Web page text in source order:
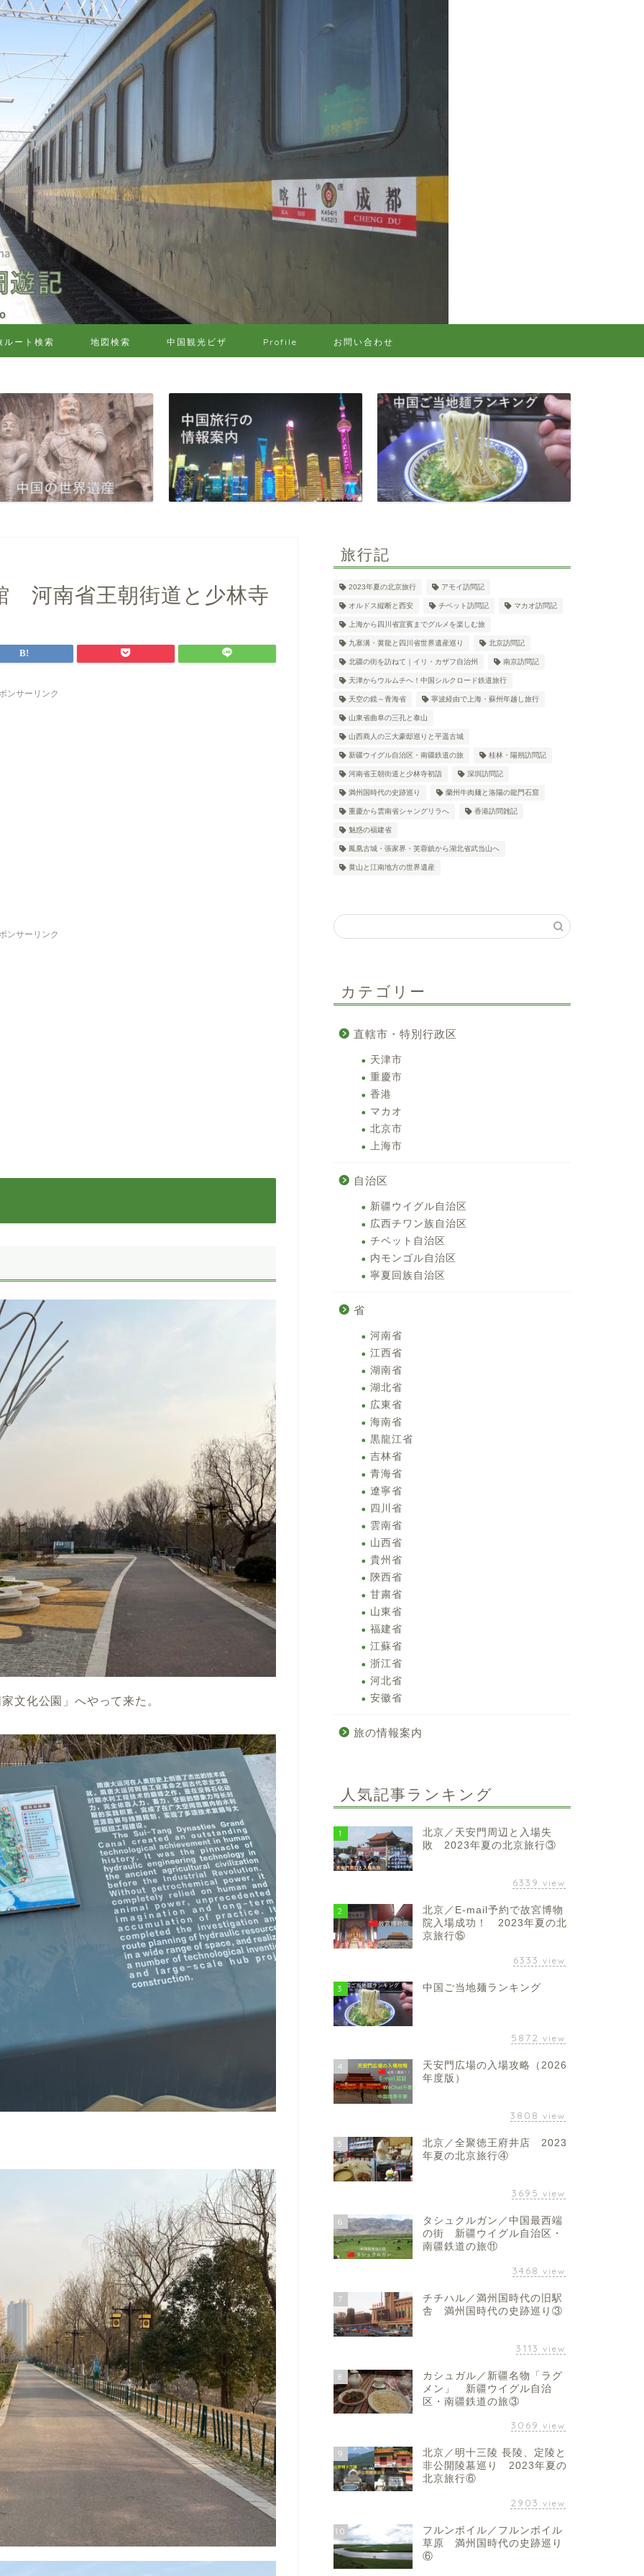
ルート検索 地図検索 中国観光ビザ Profile お問い合わせ
河南省王朝街道と少林寺
ンサーリンク
ンサーリンク
文化公園」へやって来た。
旅行記
2023年夏の北京旅行 アモイ訪問記
オルドス縦断と西安 チベット訪問記 マカオ訪問記
上海から四川省宜賓までグルメを楽しむ旅
九寨溝・黄龍と四川省世界遺産巡り 北京訪問記
北疆の街を訪ねて｜イリ・カザフ自治州 南京訪問記
天津からウルムチへ！中国シルクロード鉄道旅行
天空の鏡～青海省 寧波経由で上海・蘇州年越し旅行
山東省曲阜の三孔と泰山
山西商人の三大豪邸巡りと平遥古城
新疆ウイグル自治区・南疆鉄道の旅 桂林・陽朔訪問記
河南省王朝街道と少林寺初詣 深圳訪問記
満州国時代の史跡巡り 蘭州牛肉麺と洛陽の龍門石窟
重慶から雲南省シャングリラへ 香港訪問雑記
魅惑の福建省
鳳凰古城・張家界・芙蓉鎮から湖北省武当山へ
黄山と江南地方の世界遺産
カテゴリー
直轄市・特別行政区
天津市
重慶市
香港
マカオ
北京市
上海市
自治区
新疆ウイグル自治区
広西チワン族自治区
チベット自治区
内モンゴル自治区
寧夏回族自治区
省
河南省
江西省
湖南省
湖北省
広東省
海南省
黒龍江省
吉林省
青海省
遼寧省
四川省
雲南省
山西省
貴州省
陝西省
甘粛省
山東省
福建省
江蘇省
浙江省
河北省
安徽省
旅の情報案内
人気記事ランキング
1
北京／天安門周辺と入場失
敗 2023年夏の北京旅行③
6339 view
2
北京／E-mail予約で故宮博物
院入場成功！ 2023年夏の北
京旅行⑮
6333 view
3 中国ご当地麺ランキング
5872 view
4
天安門広場の入場攻略（2026
年度版）
3808 view
5
北京／全聚徳王府井店 2023
年夏の北京旅行④
3695 view
6
タシュクルガン／中国最西端
の街 新疆ウイグル自治区・
南疆鉄道の旅⑪
3468 view
7
チチハル／満州国時代の旧駅
舎 満州国時代の史跡巡り③
3113 view
8
カシュガル／新疆名物「ラグ
メン」 新疆ウイグル自治
区・南疆鉄道の旅③
3069 view
9
北京／明十三陵 長陵、定陵と
非公開陵墓巡り 2023年夏の
北京旅行⑥
2903 view
10
フルンボイル／フルンボイル
草原 満州国時代の史跡巡り
⑥